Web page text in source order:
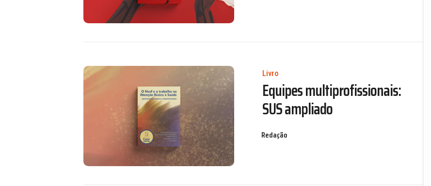
Livro
Equipes multiprofissionais:
SUS ampliado
Redação